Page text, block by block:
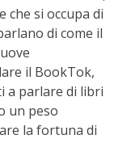
che si occupa di
di come il
il BookTok,
a parlare di libri
un peso
la fortuna di